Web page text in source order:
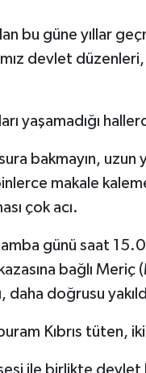
bu güne yıllar
devlet düzenleri,
yaşamadığı
bakmayın,
makale
çok acı.
günü saat
bağlı
daha doğrusu
Kıbrıs tüten,
ile birlikte